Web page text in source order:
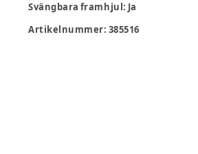
Svängbara framhjul: Ja
Artikelnummer: 385516